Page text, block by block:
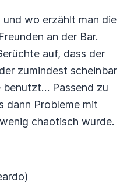
wo erzählt man die
an der Bar.
auf, dass der
zumindest scheinbar
benutzt… Passend zu
dann Probleme mit
chaotisch wurde.
)